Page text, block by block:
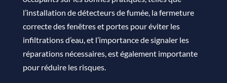
l’installation de détecteurs de fumée, la fermeture
correcte des fenêtres et portes pour éviter les
infiltrations d’eau, et l’importance de signaler les
réparations nécessaires, est également importante
pour réduire les risques.